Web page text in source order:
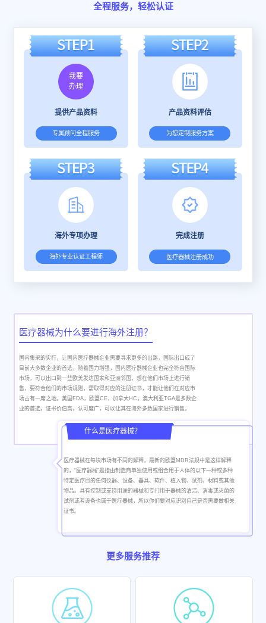
全程服务，轻松认证
我要
办理
提供产品资料
专属顾问全程服务
产品资料评估
为您定制服务方案
海外专项办理
海外专业认证工程师
完成注册
医疗器械注册成功
医疗器械为什么要进行海外注册？
国内集采的实行，让国内医疗器械企业需要寻求更多的出路，国际出口成了
目前大多数企业的首选，随着国力增强，国内医疗器械企业也完全符合国际
市场，可以出口到一些欧美发达国家和亚洲邻国，想在他们市场上进行销
售，要符合他们的市场规则，需取得对应的注册证书，才能让他们在对应市
场占有一席之地。美国FDA，欧盟CE，加拿大HC，澳大利亚TGA是多数企
业的首选，证书价值高，认可度广，可以让其在海外多数国家进行销售。
什么是医疗器械？
医疗器械在每块市场有不同的解释，最新的欧盟MDR法规中是这样解释
的，“医疗器械”是指由制造商单独使用或组合用于人体的以下一种或多种
特定医疗目的任何仪器、设备、器具、软件、植入物、试剂、材料或其他
物品。具有控制或支持用途的器械和专门用于器械的清洁、消毒或灭菌的
试剂或者设备也属于医疗器械，所以你们要对应识别自己是否需要做相关
证书。
更多服务推荐